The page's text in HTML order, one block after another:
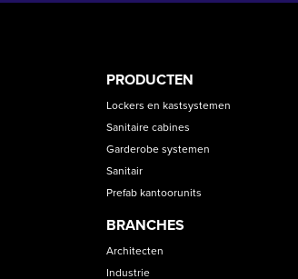
PRODUCT
CATEGORIES
PRODUCTEN
Lockers en kastsystemen
Sanitaire cabines
Garderobe systemen
Sanitair
Prefab kantoorunits
BRANCHES
Architecten
Industrie